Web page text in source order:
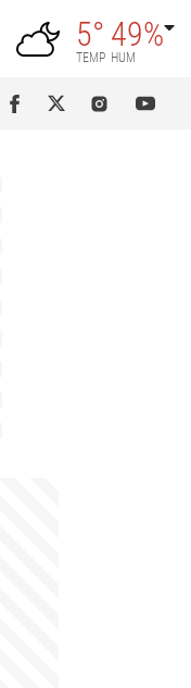
5°
TEMP
49%
HUM